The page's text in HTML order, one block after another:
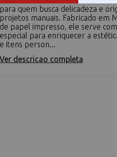
para quem busca delicadeza e
projetos manuais. Fabricado em
de papel impresso, ele serve
especial para enriquecer a
e itens person...
Ver descricao completa